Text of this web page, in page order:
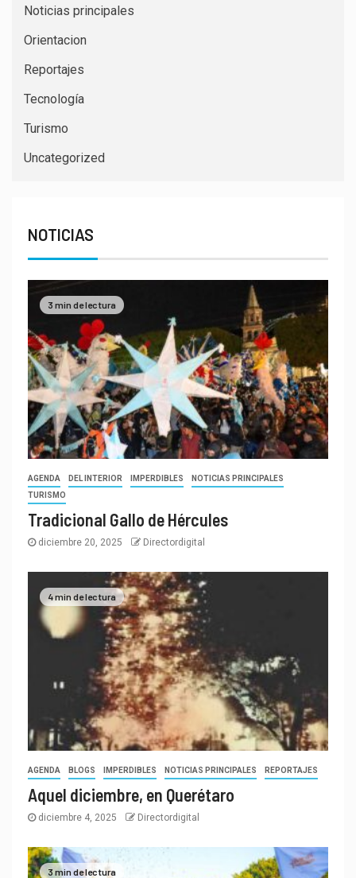
Noticias principales
Orientacion
Reportajes
Tecnología
Turismo
Uncategorized
NOTICIAS
3 min de lectura
AGENDA DEL INTERIOR IMPERDIBLES
NOTICIAS PRINCIPALES
TURISMO
Tradicional Gallo de Hércules
diciembre 20, 2025 Directordigital
4 min de lectura
AGENDA BLOGS IMPERDIBLES NOTICIAS PRINCIPALES REPORTAJES
Aquel diciembre, en Querétaro
diciembre 4, 2025 Directordigital
3 min de lectura